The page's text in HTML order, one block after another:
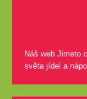
Náš web
světa jídel a